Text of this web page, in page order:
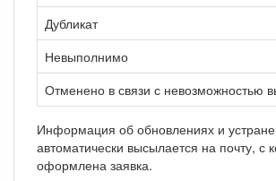
Дубликат
Невыполнимо
Отменено в связи с невозможностью
Информация об обновлениях и
автоматически высылается на почту, с
оформлена заявка.